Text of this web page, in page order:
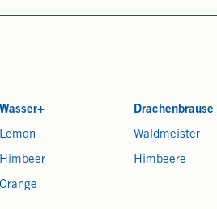
Wasser+
Lemon
Himbeer
Orange
Drachenbrause
Waldmeister
Himbeere